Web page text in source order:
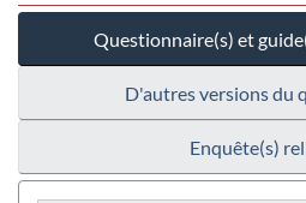
Questionnaire(s) et
D'autres versions du
Enquête(s)